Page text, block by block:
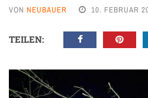
VON NEUBAUER 10. FEBRUAR
TEILEN: